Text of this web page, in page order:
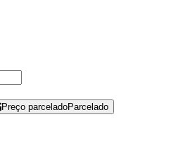
Preço parceladoParcelado